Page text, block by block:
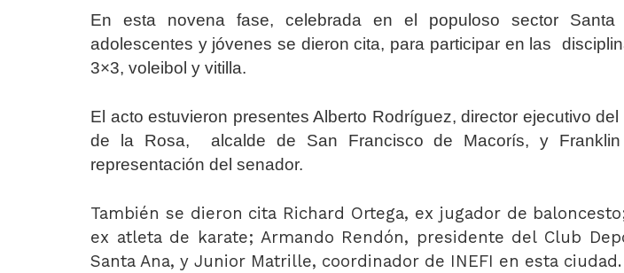
En esta novena fase, celebrada en el populoso sector Santa
adolescentes y jóvenes se dieron cita, para participar en las
3×3, voleibol y vitilla.
El acto estuvieron presentes Alberto Rodríguez, director ejecutivo del
de la Rosa, alcalde de San Francisco de Macorís, y
representación del senador.
También se dieron cita Richard Ortega, ex jugador de
ex atleta de karate; Armando Rendón, presidente del Club
Santa Ana, y Junior Matrille, coordinador de INEFI en esta ciudad.